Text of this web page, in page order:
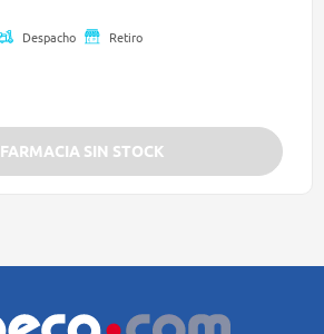
Despacho Retiro
FARMACIA SIN STOCK